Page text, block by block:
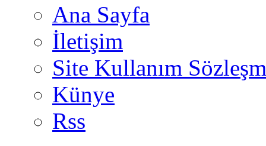
Ana Sayfa
İletişim
Site Kullanım
Künye
Rss